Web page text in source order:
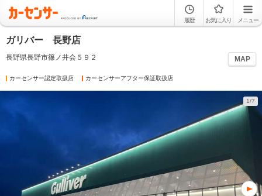
履歴 お気に入り メニュー
ガリバー 長野店
長野県長野市篠ノ井会５９２ MAP
カーセンサー認定取扱店 カーセンサーアフター保証取扱店
1/7